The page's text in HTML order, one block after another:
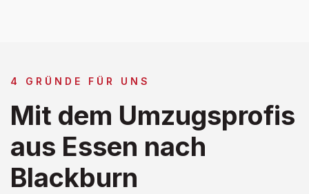
4 GRÜNDE FÜR UNS
Mit dem Umzugsprofis
aus Essen nach
Blackburn